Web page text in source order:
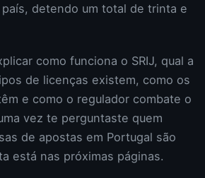
detendo um total de trinta e
como funciona o SRIJ, qual a
de licenças existem, como os
e como o regulador combate o
vez te perguntaste quem
de apostas em Portugal são
está nas próximas páginas.